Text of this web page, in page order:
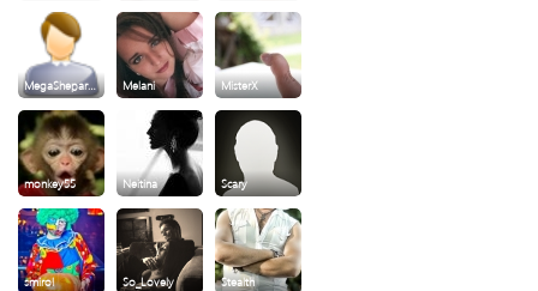
MegaShepar… Melani MisterX
monkey55 Neitina Scary
smirol So_Lovely Stealth